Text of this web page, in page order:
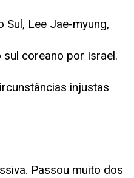
Sul, Lee Jae-myung,
coreano por Israel.
injustas
Passou muito dos